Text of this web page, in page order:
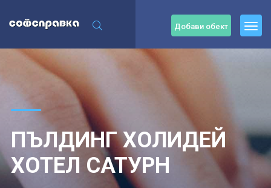
Добави обект
ПЪЛДИНГ ХОЛИДЕЙ
ХОТЕЛ САТУРН